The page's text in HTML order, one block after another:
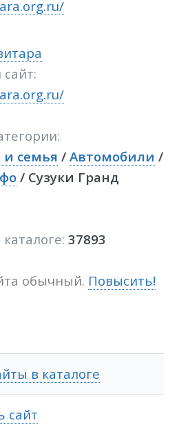
семья /Автомобили /
/ Сузуки Гранд
37893
обычный. Повысить!
в каталоге
сайт